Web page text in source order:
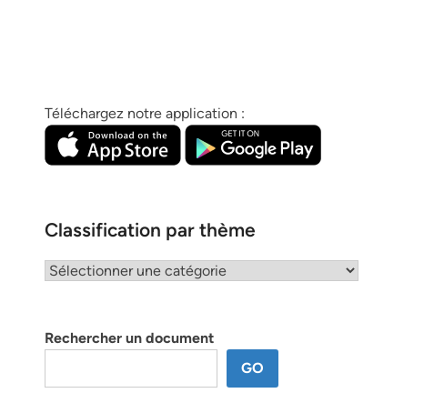
Téléchargez notre application :
Classification par thème
Classification
Rechercher un document
GO